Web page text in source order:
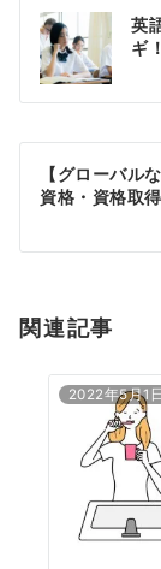
ビ
ン
英
ギ
【グローバル
資格・資格取
関連記事
2022年5月1日